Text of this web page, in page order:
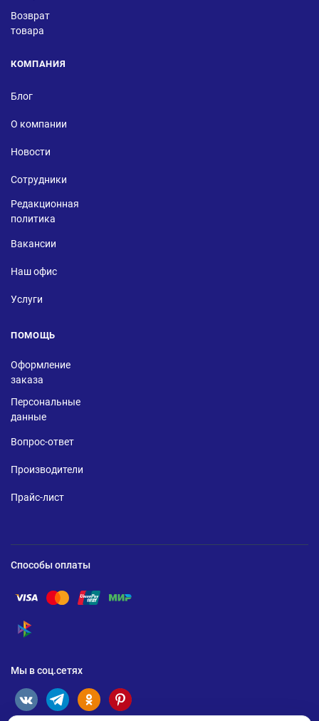
Возврат
товара
КОМПАНИЯ
Блог
О компании
Новости
Сотрудники
Редакционная
политика
Вакансии
Наш офис
Услуги
ПОМОЩЬ
Оформление
заказа
Персональные
данные
Вопрос-ответ
Производители
Прайс-лист
Способы оплаты
Помощь по оплате Visa
Помощь по оплате Mastercard
Помощь по оплате UnionPay
Помощь по оплате Мир
Помощь по оплате СБП
Мы в соц.сетях